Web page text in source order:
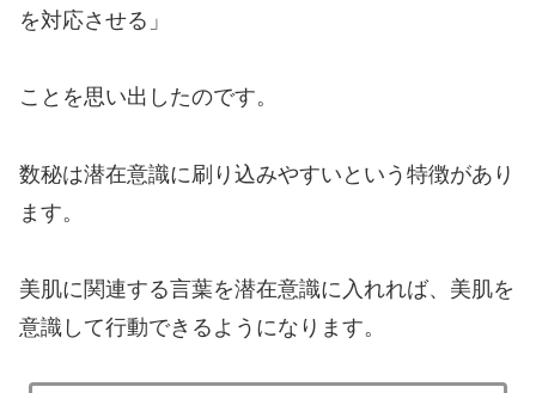
を対応させる」
ことを思い出したのです。
数秘は潜在意識に刷り込みやすいという特徴があり
ます。
美肌に関連する言葉を潜在意識に入れれば、美肌を
意識して行動できるようになります。